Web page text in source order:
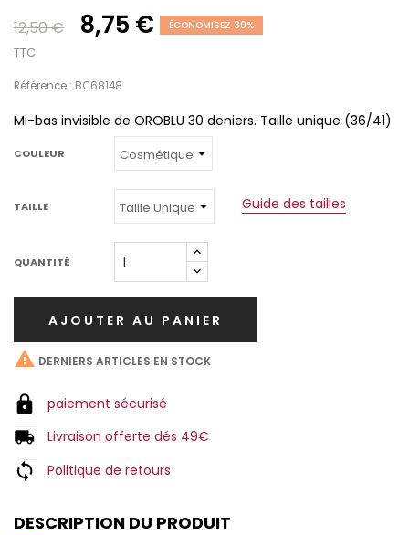
12,50 € 8,75 € ÉCONOMISEZ 30%
TTC
Référence : BC68148
Mi-bas invisible de OROBLU 30 deniers. Taille unique (36/41)
COULEUR
TAILLE Guide des tailles
QUANTITÉ
AJOUTER AU PANIER
 DERNIERS ARTICLES EN STOCK
paiement sécurisé
Livraison offerte dés 49€
Politique de retours
DESCRIPTION DU PRODUIT